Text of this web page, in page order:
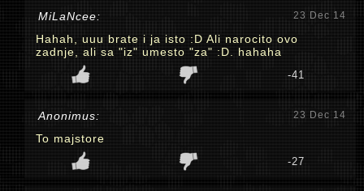
MiLaNcee: 23 Dec 14
Hahah, uuu brate i ja isto :D Ali narocito ovo
zadnje, ali sa "iz" umesto "za" :D. hahaha
-41
Anonimus: 23 Dec 14
To majstore
-27